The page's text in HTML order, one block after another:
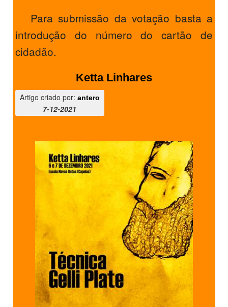
Para submissão da votação basta a
introdução do número do cartão de
cidadão.
Ketta Linhares
Artigo criado por: antero
7-12-2021